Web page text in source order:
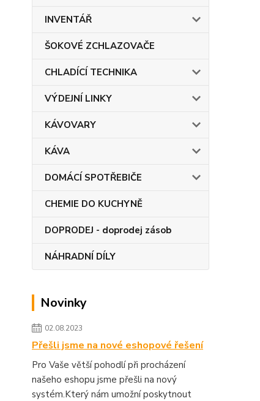
INVENTÁŘ
ŠOKOVÉ ZCHLAZOVAČE
CHLADÍCÍ TECHNIKA
VÝDEJNÍ LINKY
KÁVOVARY
KÁVA
DOMÁCÍ SPOTŘEBIČE
CHEMIE DO KUCHYNĚ
DOPRODEJ - doprodej zásob
NÁHRADNÍ DÍLY
Novinky
02.08.2023
Přešli jsme na nové eshopové řešení
Pro Vaše větší pohodlí při procházení
našeho eshopu jsme přešli na nový
systém.Který nám umožní poskytnout